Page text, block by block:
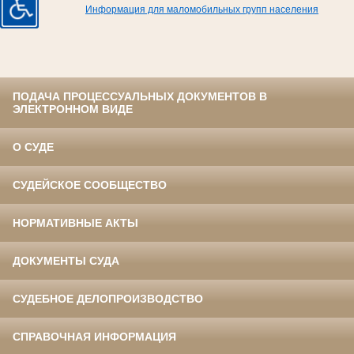
Информация для маломобильных групп населения
ПОДАЧА ПРОЦЕССУАЛЬНЫХ ДОКУМЕНТОВ В
ЭЛЕКТРОННОМ ВИДЕ
О СУДЕ
СУДЕЙСКОЕ СООБЩЕСТВО
НОРМАТИВНЫЕ АКТЫ
ДОКУМЕНТЫ СУДА
СУДЕБНОЕ ДЕЛОПРОИЗВОДСТВО
СПРАВОЧНАЯ ИНФОРМАЦИЯ